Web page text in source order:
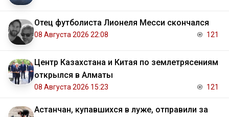
Отец футболиста Лионеля Месси скончался
08 Августа 2026 22:08 121
Центр Казахстана и Китая по землетрясениям
открылся в Алматы
08 Августа 2026 15:23 121
Астанчан, купавшихся в луже, отправили за